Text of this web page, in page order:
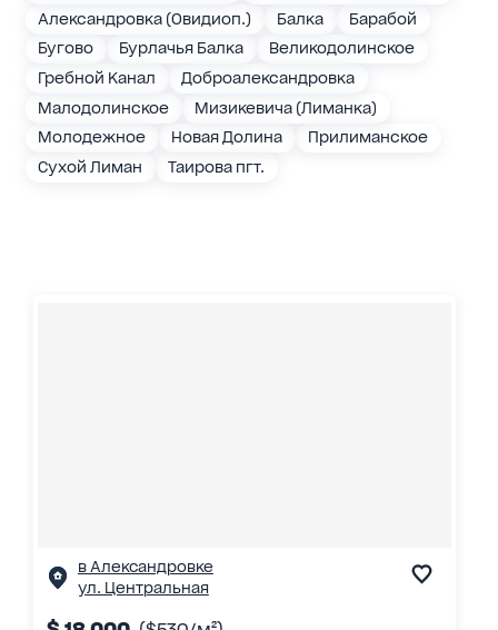
Александровка (Овидиоп.)
Балка
Барабой
Бугово
Бурлачья Балка
Великодолинское
Гребной Канал
Доброалександровка
Малодолинское
Мизикевича (Лиманка)
Молодежное
Новая Долина
Прилиманское
Сухой Лиман
Таирова пгт.
в Александровке
ул. Центральная